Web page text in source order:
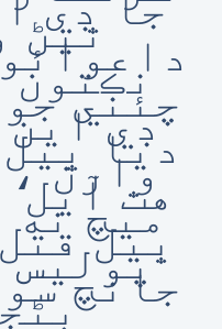
ٿيڻ
نڪتون
چئني
ڊي اين
ديا ڀيل
وارن ،
هٿ آيل
ميچ نه
ڀيل
پوليس
جانچ